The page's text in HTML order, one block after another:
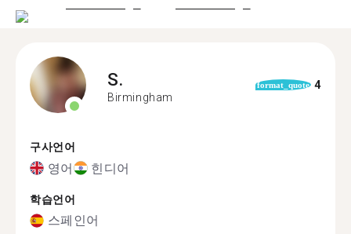
S.
Birmingham
format_quote 4
구사언어
영어 힌디어
학습언어
스페인어